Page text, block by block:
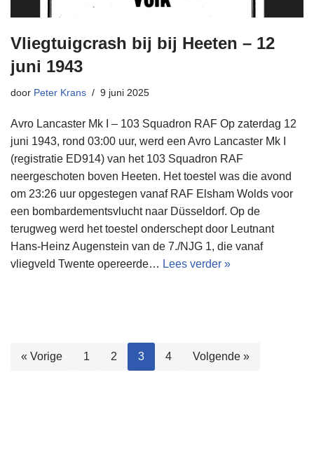
Vliegtuigcrash bij bij Heeten – 12
juni 1943
door Peter Krans 9 juni 2025
Avro Lancaster Mk I – 103 Squadron RAF Op zaterdag 12
juni 1943, rond 03:00 uur, werd een Avro Lancaster Mk I
(registratie ED914) van het 103 Squadron RAF
neergeschoten boven Heeten. Het toestel was die avond
om 23:26 uur opgestegen vanaf RAF Elsham Wolds voor
een bombardementsvlucht naar Düsseldorf. Op de
terugweg werd het toestel onderschept door Leutnant
Hans-Heinz Augenstein van de 7./NJG 1, die vanaf
vliegveld Twente opereerde… Lees verder »
« Vorige 1 2 3 4 Volgende »